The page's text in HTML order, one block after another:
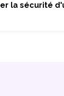
la sécurité